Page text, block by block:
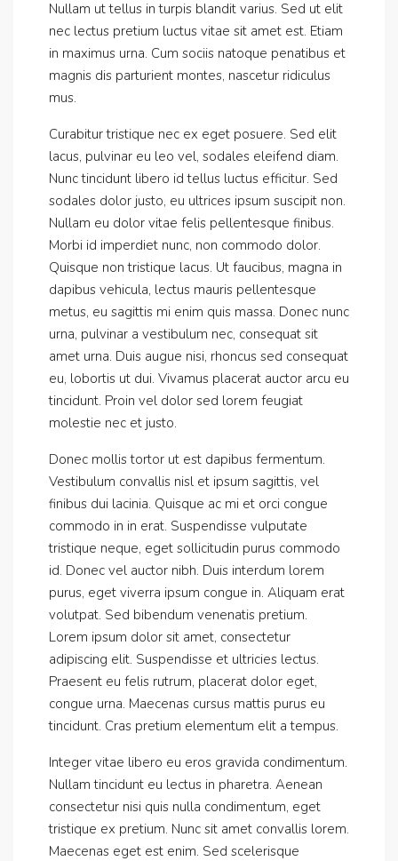
Nullam ut tellus in turpis blandit varius. Sed ut elit
nec lectus pretium luctus vitae sit amet est. Etiam
in maximus urna. Cum sociis natoque penatibus et
magnis dis parturient montes, nascetur ridiculus
mus.
Curabitur tristique nec ex eget posuere. Sed elit
lacus, pulvinar eu leo vel, sodales eleifend diam.
Nunc tincidunt libero id tellus luctus efficitur. Sed
sodales dolor justo, eu ultrices ipsum suscipit non.
Nullam eu dolor vitae felis pellentesque finibus.
Morbi id imperdiet nunc, non commodo dolor.
Quisque non tristique lacus. Ut faucibus, magna in
dapibus vehicula, lectus mauris pellentesque
metus, eu sagittis mi enim quis massa. Donec nunc
urna, pulvinar a vestibulum nec, consequat sit
amet urna. Duis augue nisi, rhoncus sed consequat
eu, lobortis ut dui. Vivamus placerat auctor arcu eu
tincidunt. Proin vel dolor sed lorem feugiat
molestie nec et justo.
Donec mollis tortor ut est dapibus fermentum.
Vestibulum convallis nisl et ipsum sagittis, vel
finibus dui lacinia. Quisque ac mi et orci congue
commodo in in erat. Suspendisse vulputate
tristique neque, eget sollicitudin purus commodo
id. Donec vel auctor nibh. Duis interdum lorem
purus, eget viverra ipsum congue in. Aliquam erat
volutpat. Sed bibendum venenatis pretium.
Lorem ipsum dolor sit amet, consectetur
adipiscing elit. Suspendisse et ultricies lectus.
Praesent eu felis rutrum, placerat dolor eget,
congue urna. Maecenas cursus mattis purus eu
tincidunt. Cras pretium elementum elit a tempus.
Integer vitae libero eu eros gravida condimentum.
Nullam tincidunt eu lectus in pharetra. Aenean
consectetur nisi quis nulla condimentum, eget
tristique ex pretium. Nunc sit amet convallis lorem.
Maecenas eget est enim. Sed scelerisque